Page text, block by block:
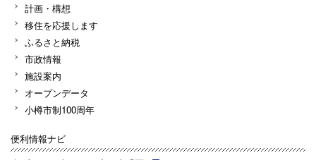
計画・構想
移住を応援します
ふるさと納税
市政情報
施設案内
オープンデータ
小樽市制100周年
便利情報ナビ